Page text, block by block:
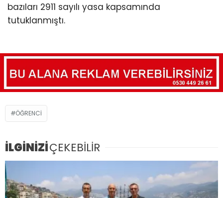
bazıları 2911 sayılı yasa kapsamında
tutuklanmıştı.
ÖĞRENCI
İLGİNİZİÇEKEBİLİR